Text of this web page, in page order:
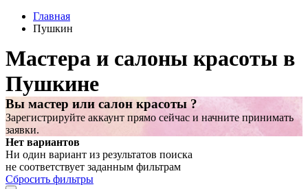
Главная
Пушкин
Мастера и салоны красоты в
Пушкине
Вы мастер или салон красоты ?
Зарегистрируйте аккаунт прямо сейчас и начните принимать
заявки.
Нет вариантов
Ни один вариант из результатов поиска
не соответствует заданным фильтрам
Сбросить фильтры